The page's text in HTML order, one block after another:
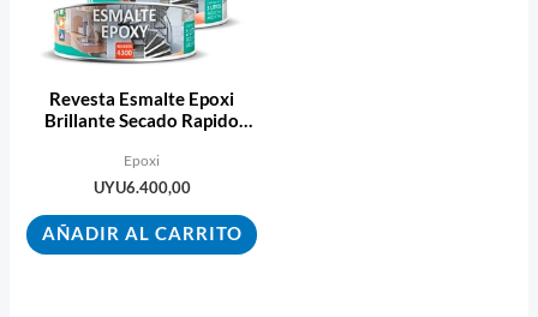
Revesta Esmalte Epoxi
Brillante Secado Rapido
Epoxi
UYU6.400,00
AÑADIR AL CARRITO